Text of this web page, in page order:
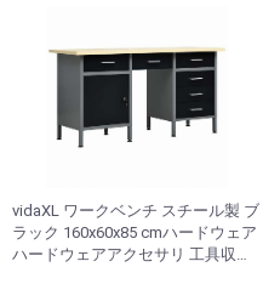
vidaXL ワークベンチ スチール製 ブ
ラック 160x60x85 cmハードウェア
ハードウェアアクセサリ 工具収